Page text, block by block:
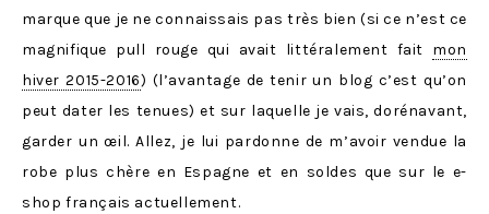
marque que je ne connaissais pas très bien (si ce n’est ce
magnifique pull rouge qui avait littéralement fait mon
hiver 2015-2016) (l’avantage de tenir un blog c’est qu’on
peut dater les tenues) et sur laquelle je vais, dorénavant,
garder un œil. Allez, je lui pardonne de m’avoir vendue la
robe plus chère en Espagne et en soldes que sur le e-
shop français actuellement.